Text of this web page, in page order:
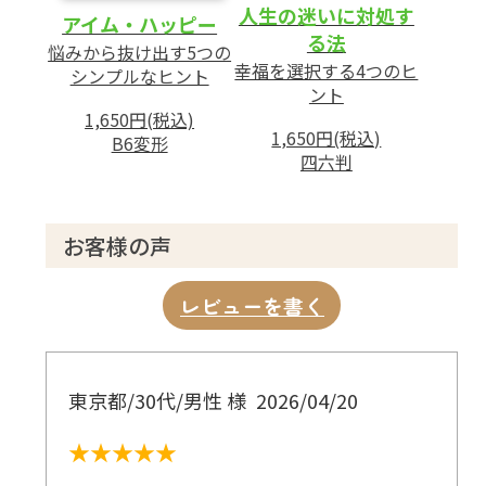
第3章 人間を幸福にする四つの原理
──現代的四正道 「愛」「知」「反省」「発
展」
1 悩みから脱出するための四つの方法
2 「奪う愛」の苦しみからの脱却 (愛の原
理)
「評価されていない」という苦しみ
親への欲求不満は、大人になっても根っことし
て残る
底なし沼のように、無限に奪い取る人
与えられているものに感謝を
人間関係をよくするには一円も要らない
アイム・ハッピー
悩みから抜け出す5つの
シンプルなヒント
1,650円(税込)
B6変形
人生の迷いに対処す
る法
幸福を選択する4つのヒ
ント
1,650円(税込)
四六判
お客様の声
レビューを書く
東京都/30代/男性 様 2026/04/20
★★★★★